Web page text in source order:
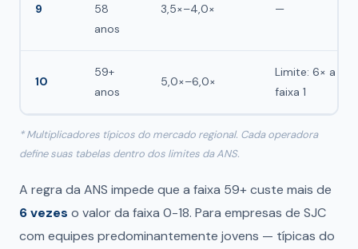
9
58
anos
3,5×–4,0× —
10
59+
anos
5,0×–6,0×
Limite: 6× a
faixa 1
* Multiplicadores típicos do mercado regional. Cada operadora
define suas tabelas dentro dos limites da ANS.
A regra da ANS impede que a faixa 59+ custe mais de
6 vezes o valor da faixa 0-18. Para empresas de SJC
com equipes predominantemente jovens — típicas do